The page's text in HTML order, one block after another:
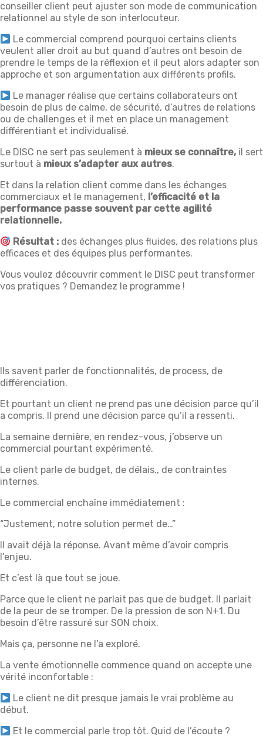
conseiller client peut ajuster son mode de communication
relationnel au style de son interlocuteur.
Le commercial comprend pourquoi certains clients
veulent aller droit au but quand d’autres ont besoin de
prendre le temps de la réflexion et il peut alors adapter son
approche et son argumentation aux différents profils.
Le manager réalise que certains collaborateurs ont
besoin de plus de calme, de sécurité, d’autres de relations
ou de challenges et il met en place un management
différentiant et individualisé.
Le DISC ne sert pas seulement à mieux se connaître, il sert
surtout à mieux s’adapter aux autres.
Et dans la relation client comme dans les échanges
commerciaux et le management, l’efficacité et la
performance passe souvent par cette agilité
relationnelle.
Résultat : des échanges plus fluides, des relations plus
efficaces et des équipes plus performantes.
Vous voulez découvrir comment le DISC peut transformer
vos pratiques ? Demandez le programme !
Ils savent parler de fonctionnalités, de process, de
différenciation.
Et pourtant un client ne prend pas une décision parce qu’il
a compris. Il prend une décision parce qu’il a ressenti.
La semaine dernière, en rendez-vous, j’observe un
commercial pourtant expérimenté.
Le client parle de budget, de délais., de contraintes
internes.
Le commercial enchaîne immédiatement :
“Justement, notre solution permet de…”
Il avait déjà la réponse. Avant même d’avoir compris
l’enjeu.
Et c’est là que tout se joue.
Parce que le client ne parlait pas que de budget. Il parlait
de la peur de se tromper. De la pression de son N+1. Du
besoin d’être rassuré sur SON choix.
Mais ça, personne ne l’a exploré.
La vente émotionnelle commence quand on accepte une
vérité inconfortable :
Le client ne dit presque jamais le vrai problème au
début.
Et le commercial parle trop tôt. Quid de l’écoute ?